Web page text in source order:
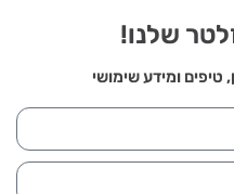
שלנו!
טיפים ומידע שימושי